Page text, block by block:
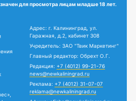
для просмотра лицам младше 18 лет.
Адрес: г. Калининград, ул.
Гаражная, д.2, кабинет 308
Учредитель: ЗАО "Твик Маркетинг"
Главный редактор: Обрехт О.Г.
Редакция: +7 (4012) 99-21-76
news@newkaliningrad.ru
Реклама: +7 (4012) 31-07-07
reklama@newkaliningrad.ru